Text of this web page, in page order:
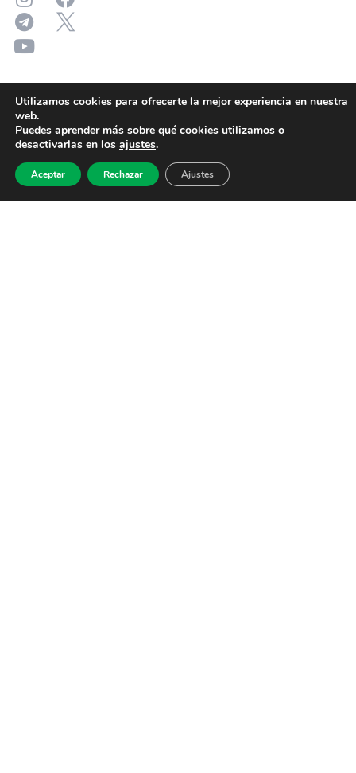
Utilizamos cookies para ofrecerte la mejor experiencia en nuestra
web.
Puedes aprender más sobre qué cookies utilizamos o
desactivarlas en los ajustes.
Aceptar Rechazar Ajustes